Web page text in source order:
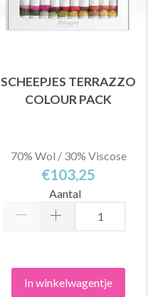
SCHEEPJES TERRAZZO
COLOUR PACK
70% Wol / 30% Viscose
€103,25
Aantal
In winkelwagentje